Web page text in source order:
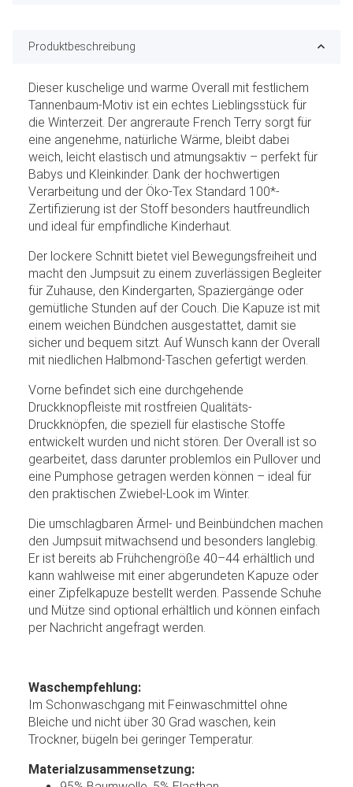
Produktbeschreibung
Dieser kuschelige und warme Overall mit festlichem
Tannenbaum-Motiv ist ein echtes Lieblingsstück für
die Winterzeit. Der angreraute French Terry sorgt für
eine angenehme, natürliche Wärme, bleibt dabei
weich, leicht elastisch und atmungsaktiv – perfekt für
Babys und Kleinkinder. Dank der hochwertigen
Verarbeitung und der Öko-Tex Standard 100*-
Zertifizierung ist der Stoff besonders hautfreundlich
und ideal für empfindliche Kinderhaut.
Der lockere Schnitt bietet viel Bewegungsfreiheit und
macht den Jumpsuit zu einem zuverlässigen Begleiter
für Zuhause, den Kindergarten, Spaziergänge oder
gemütliche Stunden auf der Couch. Die Kapuze ist mit
einem weichen Bündchen ausgestattet, damit sie
sicher und bequem sitzt. Auf Wunsch kann der Overall
mit niedlichen Halbmond-Taschen gefertigt werden.
Vorne befindet sich eine durchgehende
Druckknopfleiste mit rostfreien Qualitäts-
Druckknöpfen, die speziell für elastische Stoffe
entwickelt wurden und nicht stören. Der Overall ist so
gearbeitet, dass darunter problemlos ein Pullover und
eine Pumphose getragen werden können – ideal für
den praktischen Zwiebel-Look im Winter.
Die umschlagbaren Ärmel- und Beinbündchen machen
den Jumpsuit mitwachsend und besonders langlebig.
Er ist bereits ab Frühchengröße 40–44 erhältlich und
kann wahlweise mit einer abgerundeten Kapuze oder
einer Zipfelkapuze bestellt werden. Passende Schuhe
und Mütze sind optional erhältlich und können einfach
per Nachricht angefragt werden.
Waschempfehlung:
Im Schonwaschgang mit Feinwaschmittel ohne
Bleiche und nicht über 30 Grad waschen, kein
Trockner, bügeln bei geringer Temperatur.
Materialzusammensetzung: